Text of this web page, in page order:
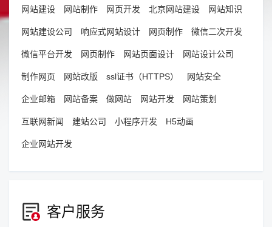
网站建设 网站制作 网页开发 北京网站建设 网站知识
网站建设公司 响应式网站设计 网页制作 微信二次开发
微信平台开发 网页制作 网站页面设计 网站设计公司
制作网页 网站改版 ssl证书（HTTPS） 网站安全
企业邮箱 网站备案 做网站 网站开发 网站策划
互联网新闻 建站公司 小程序开发 H5动画
企业网站开发
客户服务